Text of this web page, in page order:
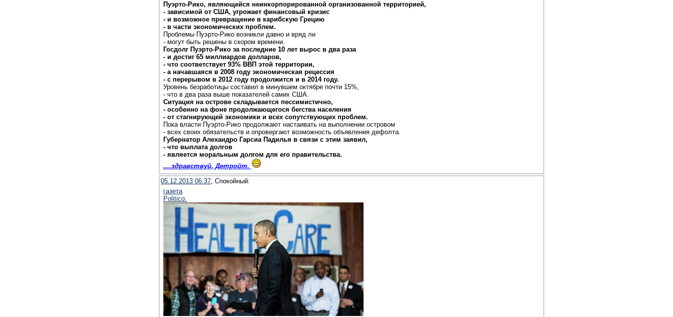
Пуэрто-Рико, являющейся неинкорпорированной организованной территорией,
- зависимой от США, угрожает финансовый кризис
- и возможное превращение в карибскую Грецию
- в части экономических проблем.
Проблемы Пуэрто-Рико возникли давно и вряд ли
- могут быть решены в скором времени.
Госдолг Пуэрто-Рико за последние 10 лет вырос в два раза
- и достиг 65 миллиардов долларов,
- что соответствует 93% ВВП этой территории,
- а начавшаяся в 2008 году экономическая рецессия
- с перерывом в 2012 году продолжится и в 2014 году.
Уровень безработицы составил в минувшем октябре почти 15%,
- что в два раза выше показателей самих США.
Ситуация на острове складывается пессимистично,
- особенно на фоне продолжающегося бегства населения
- от стагнирующей экономики и всех сопутствующих проблем.
Пока власти Пуэрто-Рико продолжают настаивать на выполнении островом
- всех своих обязательств и опровергают возможность объявления дефолта.
Губернатор Алехандро Гарсиа Падилья в связи с этим заявил,
- что выплата долгов
- является моральным долгом для его правительства.
....здравствуй, Детройт.
05.12.2013 06:37, Спокойный:
газета
Politico: